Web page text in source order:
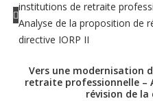
Vers une modernisation
retraite professionnelle –
révision de la